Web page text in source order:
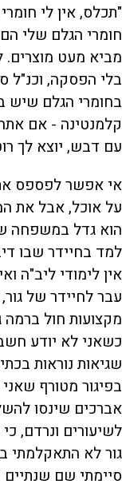
"תכלס, אין לי
חומרי הגלם שלי
מביא מעט מוצרים.
בלי הפסקה, וכנ"ל
בחומרי הגלם שיש
קלמנטינה - אם
עם דבש, יוצא לך
אי אפשר לפספס
על אוכל, אבל את
הוא גדל במשפחה
למד בחיידר שבו
אין לימודי ליב"ה
עבר לחיידר של
מקצועות חול ברמה
כשאני לא יודע
שגיאות נוראות
בפיגור מטורף
אברכים שינסו
לשיעורים ונרדם,
גור לא התאקלמתי
סיימתי שם